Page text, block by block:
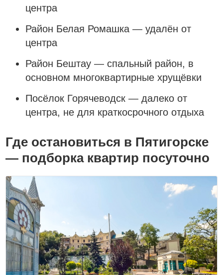
центра
Район Белая Ромашка — удалён от
центра
Район Бештау — спальный район, в
основном многоквартирные хрущёвки
Посёлок Горячеводск — далеко от
центра, не для краткосрочного отдыха
Где остановиться в Пятигорске
— подборка квартир посуточно